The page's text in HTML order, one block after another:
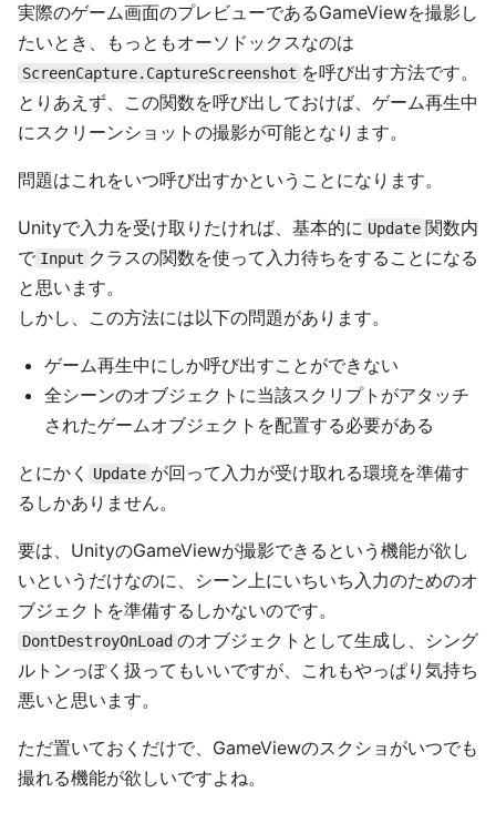
実際のゲーム画面のプレビューであるGameViewを撮影し
たいとき、もっともオーソドックスなのは
ScreenCapture.CaptureScreenshot を呼び出す方法です。
とりあえず、この関数を呼び出しておけば、ゲーム再生中
にスクリーンショットの撮影が可能となります。
問題はこれをいつ呼び出すかということになります。
Unityで入力を受け取りたければ、基本的に Update 関数内
で Input クラスの関数を使って入力待ちをすることになる
と思います。
しかし、この方法には以下の問題があります。
ゲーム再生中にしか呼び出すことができない
全シーンのオブジェクトに当該スクリプトがアタッチ
されたゲームオブジェクトを配置する必要がある
とにかく Update が回って入力が受け取れる環境を準備す
るしかありません。
要は、UnityのGameViewが撮影できるという機能が欲し
いというだけなのに、シーン上にいちいち入力のためのオ
ブジェクトを準備するしかないのです。
DontDestroyOnLoad のオブジェクトとして生成し、シング
ルトンっぽく扱ってもいいですが、これもやっぱり気持ち
悪いと思います。
ただ置いておくだけで、GameViewのスクショがいつでも
撮れる機能が欲しいですよね。